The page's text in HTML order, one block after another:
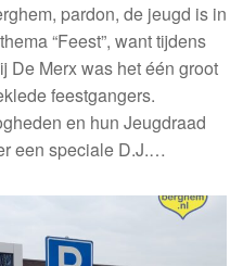
pardon, de jeugd is in
“Feest”, want tijdens
De Merx was het één groot
feestgangers.
en hun Jeugdraad
een speciale D.J.…